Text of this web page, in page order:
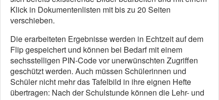
Klick in Dokumentenlisten mit bis zu 20 Seiten
verschieben.
Die erarbeiteten Ergebnisse werden in Echtzeit auf dem
Flip gespeichert und können bei Bedarf mit einem
sechsstelligen PIN-Code vor unerwünschten Zugriffen
geschützt werden. Auch müssen Schülerinnen und
Schüler nicht mehr das Tafelbild in ihre eignen Hefte
übertragen: Nach der Schulstunde können die Lehr- und